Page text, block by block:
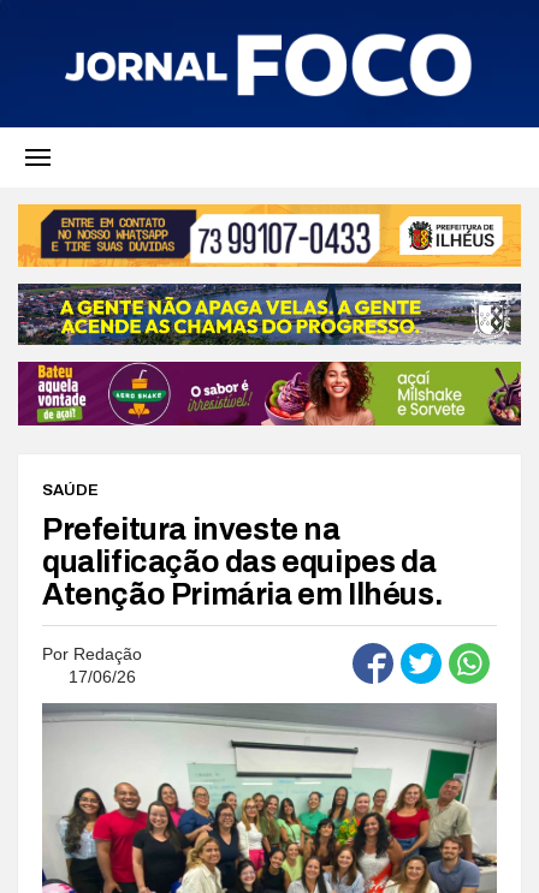
SAÚDE
Prefeitura investe na
qualificação das equipes da
Atenção Primária em Ilhéus.
Por Redação
17/06/26